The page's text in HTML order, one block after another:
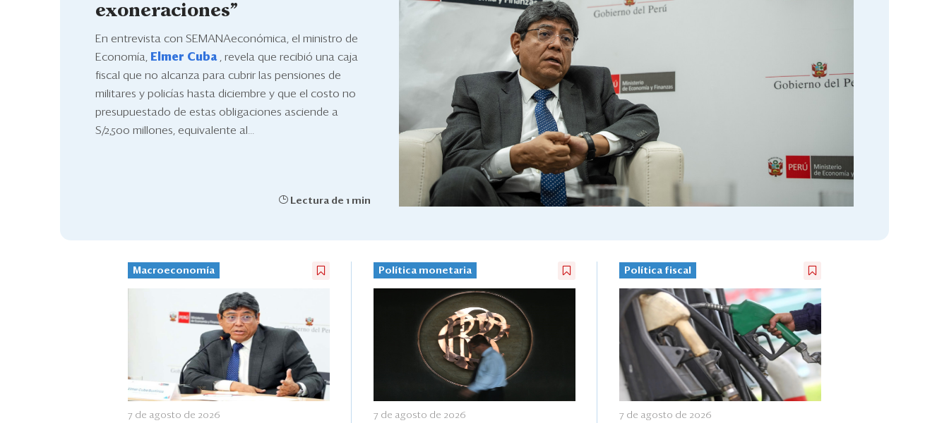
exoneraciones”
En entrevista con SEMANAeconómica, el ministro de
Economía,
Elmer Cuba
, revela que recibió una caja
fiscal que no alcanza para cubrir las pensiones de
militares y policías hasta diciembre y que el costo no
presupuestado de estas obligaciones asciende a
S/2,500 millones, equivalente al...
Lectura de 1 min
Macroeconomía
7 de agosto de 2026
Política monetaria
7 de agosto de 2026
Política fiscal
7 de agosto de 2026